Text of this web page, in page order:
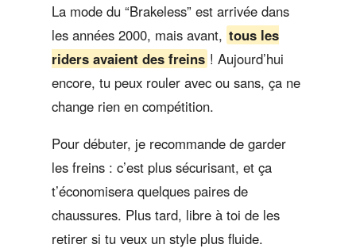
La mode du “Brakeless” est arrivée dans
les années 2000, mais avant, tous les
riders avaient des freins ! Aujourd’hui
encore, tu peux rouler avec ou sans, ça ne
change rien en compétition.
Pour débuter, je recommande de garder
les freins : c’est plus sécurisant, et ça
t’économisera quelques paires de
chaussures. Plus tard, libre à toi de les
retirer si tu veux un style plus fluide.